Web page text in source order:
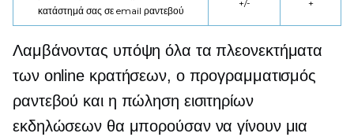
κατάστημά σας σε email ραντεβού
+/- +
Λαμβάνοντας υπόψη όλα τα πλεονεκτήματα
των online κρατήσεων, ο προγραμματισμός
ραντεβού και η πώληση εισιτηρίων
εκδηλώσεων θα μπορούσαν να γίνουν μια